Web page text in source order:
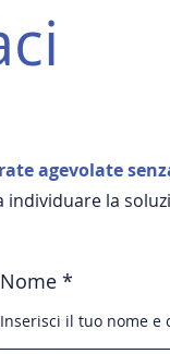
rate agevolate
individuare la
Nome